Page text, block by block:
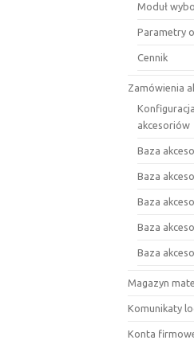
Moduł
Parametry
Cennik
Zamówienia
akcesoriów
Baza
Baza
Baza
Baza
Baza
Magazyn
Komunikaty
Konta